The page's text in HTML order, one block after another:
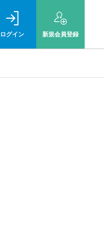
ログイン 新規会員登録